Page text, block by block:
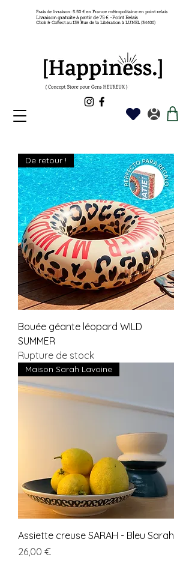
Frais de livraison: 5.50 € en France métropolitaine en point relais
Livraison gratuite à partir de 75 € -Point Relais
Click & Collect au 139 Rue de la Libération à LUNEL (34400)
De retour !
Bouée géante léopard WILD
SUMMER
Rupture de stock
Maison Sarah Lavoine
Assiette creuse SARAH - Bleu Sarah
Prix
26,00 €